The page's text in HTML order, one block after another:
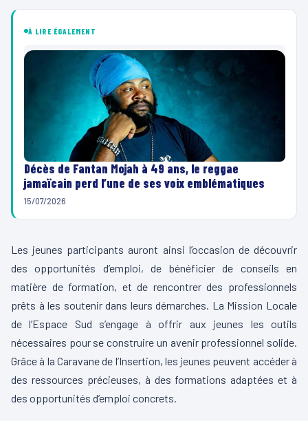
À LIRE ÉGALEMENT
Décès de Fantan Mojah à 49 ans, le reggae
jamaïcain perd l’une de ses voix emblématiques
15/07/2026
Les jeunes participants auront ainsi l’occasion de découvrir
des opportunités d’emploi, de bénéficier de conseils en
matière de formation, et de rencontrer des professionnels
prêts à les soutenir dans leurs démarches. La Mission Locale
de l’Espace Sud s’engage à offrir aux jeunes les outils
nécessaires pour se construire un avenir professionnel solide.
Grâce à la Caravane de l’Insertion, les jeunes peuvent accéder à
des ressources précieuses, à des formations adaptées et à
des opportunités d’emploi concrets.